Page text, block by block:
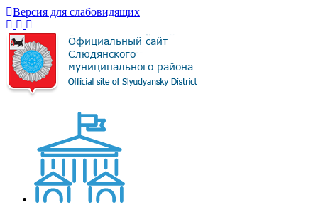
Версия для слабовидящих